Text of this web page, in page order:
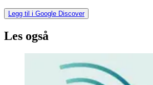
Legg til i Google Discover
Les også